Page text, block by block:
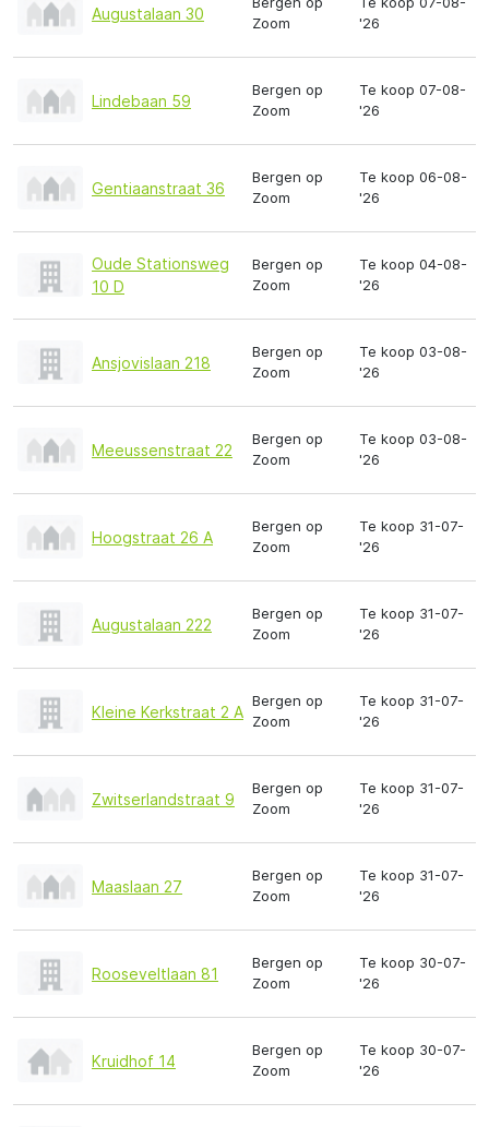
Augustalaan 30
Zoom
'26
Lindebaan 59
Bergen op
Zoom
Te koop 07-08-
'26
Gentiaanstraat 36
Bergen op
Zoom
Te koop 06-08-
'26
Oude Stationsweg
10 D
Bergen op
Zoom
Te koop 04-08-
'26
Ansjovislaan 218
Bergen op
Zoom
Te koop 03-08-
'26
Meeussenstraat 22
Bergen op
Zoom
Te koop 03-08-
'26
Hoogstraat 26 A
Bergen op
Zoom
Te koop 31-07-
'26
Augustalaan 222
Bergen op
Zoom
Te koop 31-07-
'26
Kleine Kerkstraat 2 A
Bergen op
Zoom
Te koop 31-07-
'26
Zwitserlandstraat 9
Bergen op
Zoom
Te koop 31-07-
'26
Maaslaan 27
Bergen op
Zoom
Te koop 31-07-
'26
Rooseveltlaan 81
Bergen op
Zoom
Te koop 30-07-
'26
Kruidhof 14
Bergen op
Zoom
Te koop 30-07-
'26